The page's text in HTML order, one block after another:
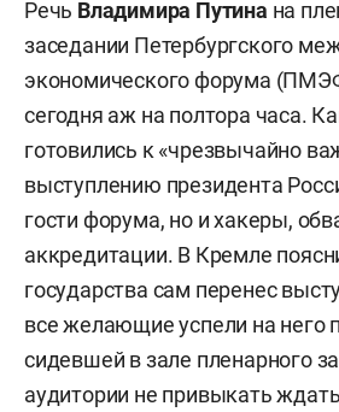
Речь Владимира Путина на
заседании Петербургского
экономического форума
сегодня аж на полтора часа.
готовились к «чрезвычайно
выступлению президента
гости форума, но и хакеры,
аккредитации. В Кремле
государства сам перенес
все желающие успели на него
сидевшей в зале пленарного
аудитории не привыкать